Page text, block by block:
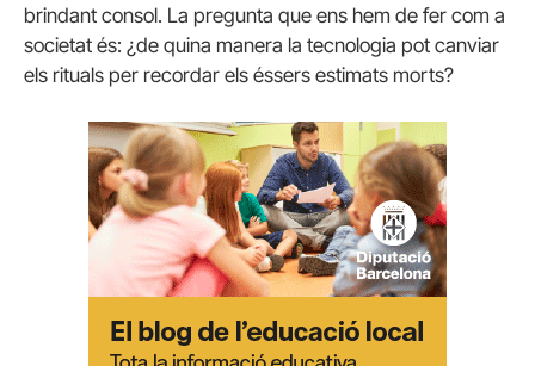
brindant consol. La pregunta que ens hem de fer com a
societat és: ¿de quina manera la tecnologia pot canviar
els rituals per recordar els éssers estimats morts?